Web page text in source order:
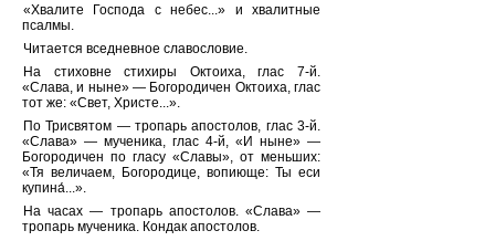
«Хвалите Господа с небес...» и хвалитные
псалмы.
Читается вседневное славословие.
На стиховне стихиры Октоиха, глас 7-й.
«Слава, и ныне» — Богородичен Октоиха, глас
тот же: «Свет, Христе...».
По Трисвятом — тропарь апостолов, глас 3-й.
«Слава» — мученика, глас 4-й, «И ныне» —
Богородичен по гласу «Славы», от меньших:
«Тя величаем, Богородице, вопиюще: Ты еси
купина́...».
На часах — тропарь апостолов. «Слава» —
тропарь мученика. Кондак апостолов.